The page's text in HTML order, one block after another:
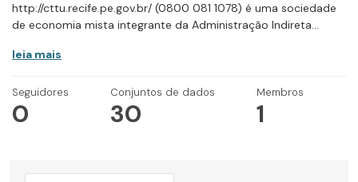
http://cttu.recife.pe.gov.br/ (0800 081 1078) é uma sociedade
de economia mista integrante da Administração Indireta...
leia mais
Seguidores
0
Conjuntos de dados
30
Membros
1